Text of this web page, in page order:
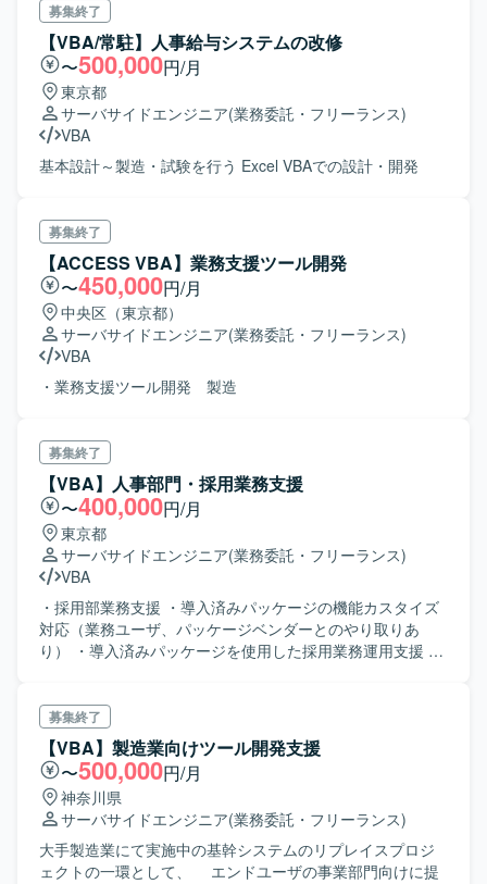
募集終了
【VBA/常駐】人事給与システムの改修
〜500,000円/月
東京都
サーバサイドエンジニア(業務委託・フリーランス)
VBA
基本設計～製造・試験を行う Excel VBAでの設計・開発
募集終了
【ACCESS VBA】業務支援ツール開発
〜450,000円/月
中央区（東京都）
サーバサイドエンジニア(業務委託・フリーランス)
VBA
・業務支援ツール開発 製造
募集終了
【VBA】人事部門・採用業務支援
〜400,000円/月
東京都
サーバサイドエンジニア(業務委託・フリーランス)
VBA
・採用部業務支援 ・導入済みパッケージの機能カスタイズ
対応（業務ユーザ、パッケージベンダーとのやり取りあ
り） ・導入済みパッケージを使用した採用業務運用支援 ・
募集終了
【VBA】製造業向けツール開発支援
〜500,000円/月
神奈川県
サーバサイドエンジニア(業務委託・フリーランス)
大手製造業にて実施中の基幹システムのリプレイスプロジ
ェクトの一環として、 エンドユーザの事業部門向けに提